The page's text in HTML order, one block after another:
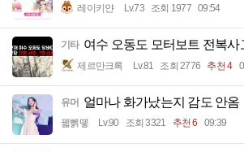
레이키얀 Lv.73 조회 1977 09:54
기타 여수 오동도 모터보트 전복사
제르만크록 Lv.81 조회 2776 추천 4
유머 얼마나 화가났는지 감도 안옴
꿻뻵뗗 Lv.90 조회 3321 추천 6 09:39